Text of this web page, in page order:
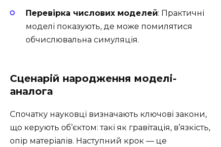
Перевірка числових моделей: Практичні
моделі показують, де може помилятися
обчислювальна симуляція.
Сценарій народження моделі-
аналога
Спочатку науковці визначають ключові закони,
що керують об’єктом: такі як гравітація, в’язкість,
опір матеріалів. Наступний крок — це